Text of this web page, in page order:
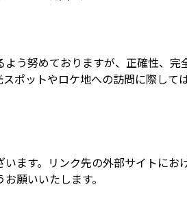
う努めておりますが、正確性、
ポットやロケ地への訪問に際し
ます。リンク先の外部サイトに
願いいたします。